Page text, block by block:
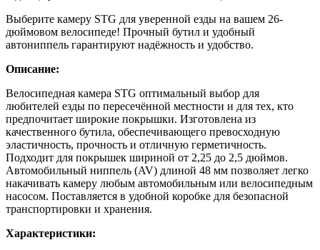
Выберите камеру STG для уверенной езды на вашем 26-
дюймовом велосипеде! Прочный бутил и удобный
автониппель гарантируют надёжность и удобство.
Описание:
Велосипедная камера STG оптимальный выбор для
любителей езды по пересечённой местности и для тех, кто
предпочитает широкие покрышки. Изготовлена из
качественного бутила, обеспечивающего превосходную
эластичность, прочность и отличную герметичность.
Подходит для покрышек шириной от 2,25 до 2,5 дюймов.
Автомобильный ниппель (AV) длиной 48 мм позволяет легко
накачивать камеру любым автомобильным или велосипедным
насосом. Поставляется в удобной коробке для безопасной
транспортировки и хранения.
Характеристики: